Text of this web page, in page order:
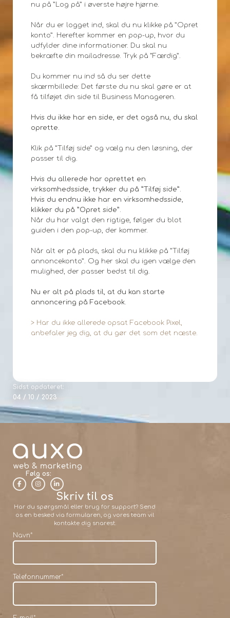
nu på ”Log på” i øverste højre hjørne.
Når du er logget ind, skal du nu klikke på ”Opret
konto”. Herefter kommer en pop-up, hvor du
udfylder dine informationer. Du skal nu
bekræfte din mailadresse. Tryk på ”Færdig”.
Du kommer nu ind så du ser dette
skærmbillede: Det første du nu skal gøre er at
få tilføjet din side til Business Manageren.
Hvis du ikke har en side, er det også nu, du skal
oprette.
Klik på ”Tilføj side” og vælg nu den løsning, der
passer til dig.
Hvis du allerede har oprettet en
virksomhedsside, trykker du på ”Tilføj side”.
Hvis du endnu ikke har en virksomhedsside,
klikker du på ”Opret side”.
Når du har valgt den rigtige, følger du blot
guiden i den pop-up, der kommer.
Når alt er på plads, skal du nu klikke på ”Tilføj
annoncekonto”. Og her skal du igen vælge den
mulighed, der passer bedst til dig.
Nu er alt på plads til, at du kan starte
annoncering på Facebook.
> Har du ikke allerede opsat Facebook Pixel,
anbefaler jeg dig, at du gør det som det næste.
Sidst opdateret:
04 / 10 / 2023
Følg os:
Skriv til os
Har du spørgsmål eller brug for support? Send
os en besked via formularen, og vores team vil
kontakte dig snarest.
Navn*
Telefonnummer*